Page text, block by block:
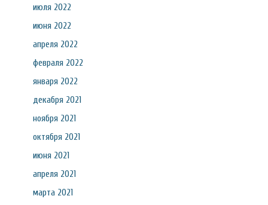
июля 2022
июня 2022
апреля 2022
февраля 2022
января 2022
декабря 2021
ноября 2021
октября 2021
июня 2021
апреля 2021
марта 2021